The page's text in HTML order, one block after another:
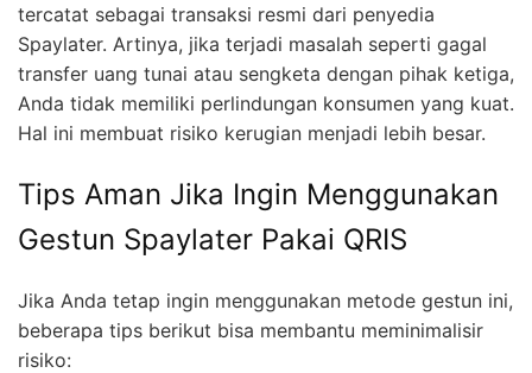
tercatat sebagai transaksi resmi dari penyedia
Spaylater. Artinya, jika terjadi masalah seperti gagal
transfer uang tunai atau sengketa dengan pihak ketiga,
Anda tidak memiliki perlindungan konsumen yang kuat.
Hal ini membuat risiko kerugian menjadi lebih besar.
Tips Aman Jika Ingin Menggunakan
Gestun Spaylater Pakai QRIS
Jika Anda tetap ingin menggunakan metode gestun ini,
beberapa tips berikut bisa membantu meminimalisir
risiko: